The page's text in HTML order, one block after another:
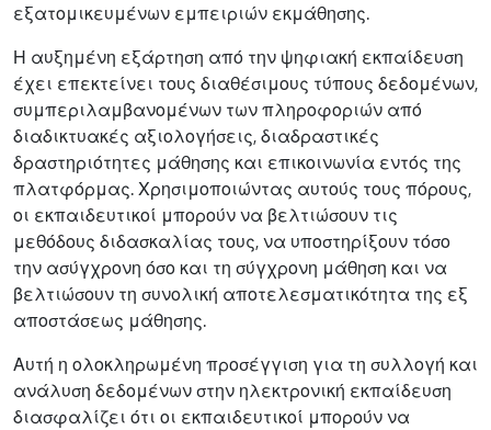
εξατομικευμένων εμπειριών εκμάθησης.
Η αυξημένη εξάρτηση από την ψηφιακή εκπαίδευση
έχει επεκτείνει τους διαθέσιμους τύπους δεδομένων,
συμπεριλαμβανομένων των πληροφοριών από
διαδικτυακές αξιολογήσεις, διαδραστικές
δραστηριότητες μάθησης και επικοινωνία εντός της
πλατφόρμας. Χρησιμοποιώντας αυτούς τους πόρους,
οι εκπαιδευτικοί μπορούν να βελτιώσουν τις
μεθόδους διδασκαλίας τους, να υποστηρίξουν τόσο
την ασύγχρονη όσο και τη σύγχρονη μάθηση και να
βελτιώσουν τη συνολική αποτελεσματικότητα της εξ
αποστάσεως μάθησης.
Αυτή η ολοκληρωμένη προσέγγιση για τη συλλογή και
ανάλυση δεδομένων στην ηλεκτρονική εκπαίδευση
διασφαλίζει ότι οι εκπαιδευτικοί μπορούν να